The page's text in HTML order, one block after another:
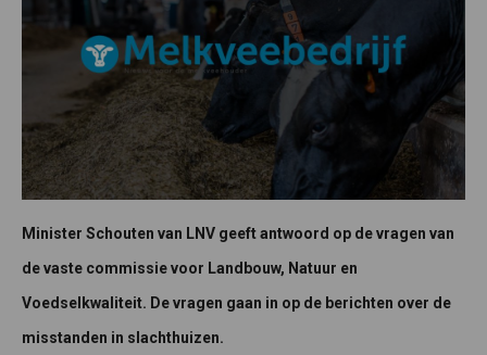
Minister Schouten van LNV geeft antwoord op de vragen van
de vaste commissie voor Landbouw, Natuur en
Voedselkwaliteit. De vragen gaan in op de berichten over de
misstanden in slachthuizen.